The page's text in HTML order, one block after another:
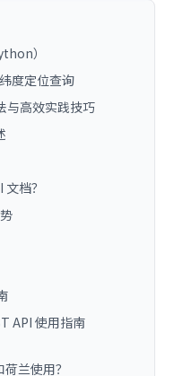
）
度定位查询
与高效实践技巧
档？
API 使用指南
兰使用？